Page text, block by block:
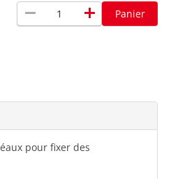
remove add Panier
pour fixer des